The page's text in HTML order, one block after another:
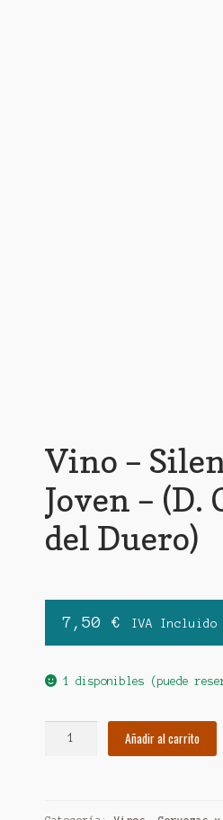
Vino –
Joven – (D.
del Duero)
7,50 € IVA Incluido
1 disponibles (puede
Añadir al carrito